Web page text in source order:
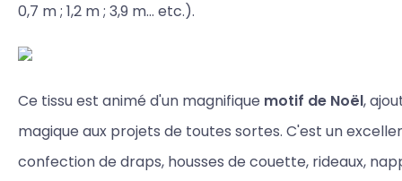
0,7 m ; 1,2 m ; 3,9 m... etc.).
Ce tissu est animé d'un magnifique motif de Noël,
magique aux projets de toutes sortes. C'est un
confection de draps, housses de couette, rideaux,